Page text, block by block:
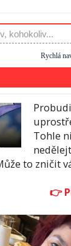
Rychlá
Tohle
to zničit